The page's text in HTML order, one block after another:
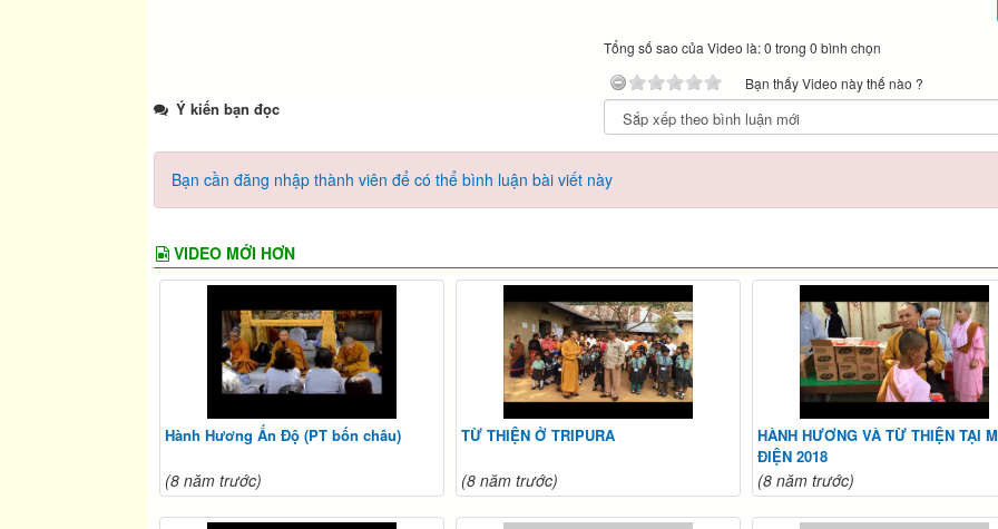
Tổng số sao của Video là: 0 trong 0 bình chọn
Bạn thấy Video này thế nào ?
Ý kiến bạn đọc
Bạn cần đăng nhập thành viên để có thể bình luận bài viết này
VIDEO MỚI HƠN
Hành Hương Ấn Độ (PT bốn châu)
(8 năm trước)
TỪ THIỆN Ở TRIPURA
(8 năm trước)
HÀNH HƯƠNG VÀ TỪ THIỆN TẠI
ĐIỆN 2018
(8 năm trước)